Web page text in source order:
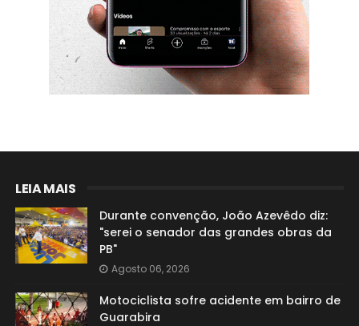
LEIA MAIS
Durante convenção, João Azevêdo diz:
"serei o senador das grandes obras da
PB"
Agosto 06, 2026
Motociclista sofre acidente em bairro de
Guarabira